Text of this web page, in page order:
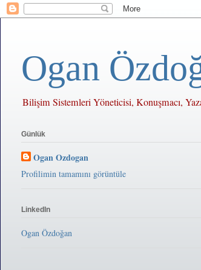
Ogan
Bilişim Sistemleri Yöneticisi, Konuşmacı,
Günlük
Ogan Ozdogan
Profilimin tamamını görüntüle
LinkedIn
Ogan Özdoğan